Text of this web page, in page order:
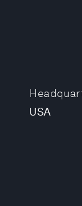
USA